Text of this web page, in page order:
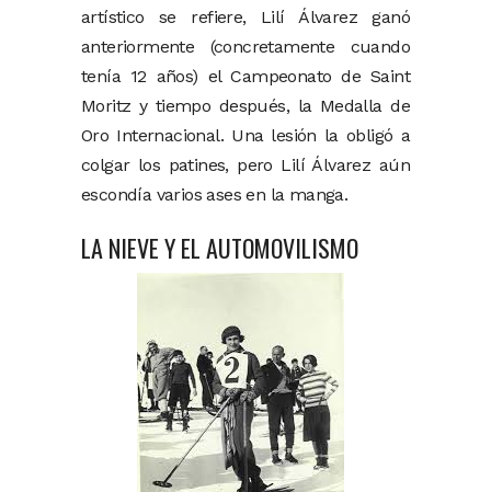
artístico se refiere, Lilí Álvarez ganó
anteriormente (concretamente cuando
tenía 12 años) el Campeonato de Saint
Moritz y tiempo después, la Medalla de
Oro Internacional. Una lesión la obligó a
colgar los patines, pero Lilí Álvarez aún
escondía varios ases en la manga.
LA NIEVE Y EL AUTOMOVILISMO